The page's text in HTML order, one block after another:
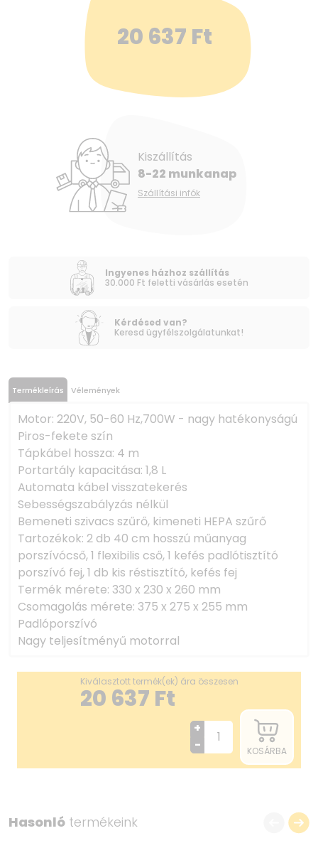
20 637 Ft
Kiszállítás
8-22 munkanap
Szállítási infók
Ingyenes házhoz szállítás
30.000 Ft feletti vásárlás esetén
Kérdésed van?
Keresd ügyfélszolgálatunkat!
Termékleírás Vélemények
Motor: 220V, 50-60 Hz,700W - nagy hatékonyságú
Piros-fekete szín
Tápkábel hossza: 4 m
Portartály kapacitása: 1,8 L
Automata kábel visszatekerés
Sebességszabályzás nélkül
Bemeneti szivacs szűrő, kimeneti HEPA szűrő
Tartozékok: 2 db 40 cm hosszú műanyag
porszívócső, 1 flexibilis cső, 1 kefés padlótisztító
porszívó fej, 1 db kis réstisztító, kefés fej
Termék mérete: 330 x 230 x 260 mm
Csomagolás mérete: 375 x 275 x 255 mm
Padlóporszívó
Nagy teljesítményű motorral
Kiválasztott termék(ek) ára összesen
20 637 Ft
+
-
KOSÁRBA
Hasonló termékeink